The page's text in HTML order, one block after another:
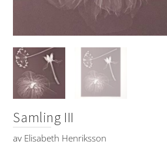
Samling III
av Elisabeth Henriksson